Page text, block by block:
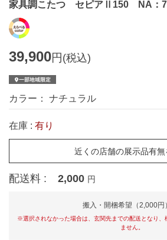
家具調こたつ セピアⅡ150 NA：
39,900円(税込)
カラー： ナチュラル
在庫 : 有り
近くの店舗の展示品有
配送料 : 2,000 円
搬入・開梱希望（2,000円）
※選択されなかった場合は、玄関先までの配送となり、
ません。